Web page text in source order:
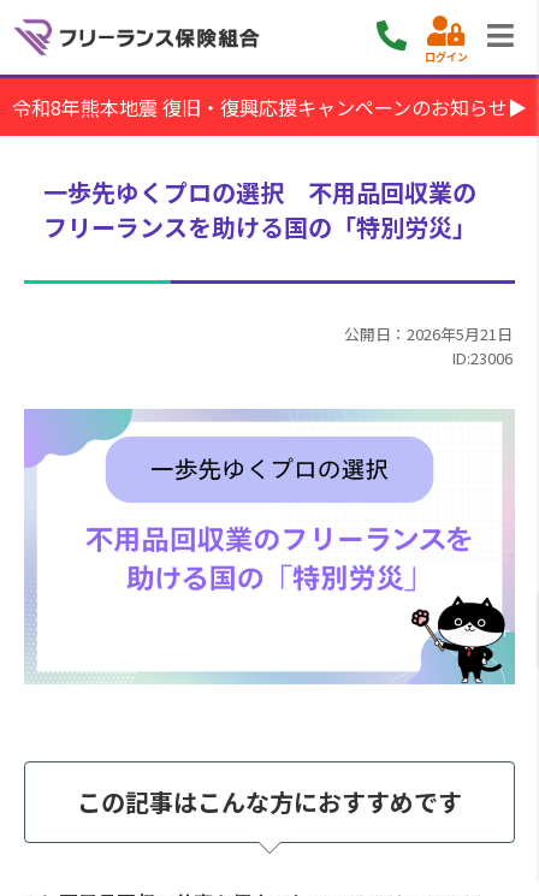
ログイン
令和8年熊本地震 復旧・復興応援キャンペーンのお知らせ▶
一歩先ゆくプロの選択 不用品回収業の
フリーランスを助ける国の「特別労災」
公開日：2026年5月21日
ID:23006
この記事はこんな方におすすめです